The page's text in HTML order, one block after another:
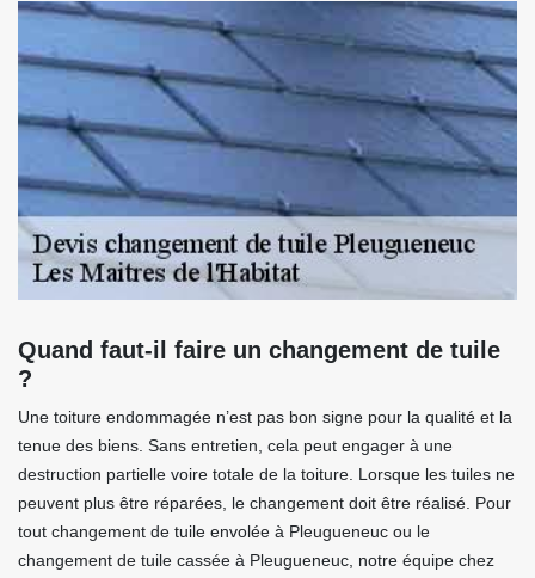
Quand faut-il faire un changement de tuile
?
Une toiture endommagée n’est pas bon signe pour la qualité et la
tenue des biens. Sans entretien, cela peut engager à une
destruction partielle voire totale de la toiture. Lorsque les tuiles ne
peuvent plus être réparées, le changement doit être réalisé. Pour
tout changement de tuile envolée à Pleugueneuc ou le
changement de tuile cassée à Pleugueneuc, notre équipe chez